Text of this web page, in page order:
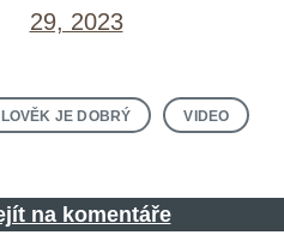
29, 2023
JE DOBRÝ VIDEO
na komentáře